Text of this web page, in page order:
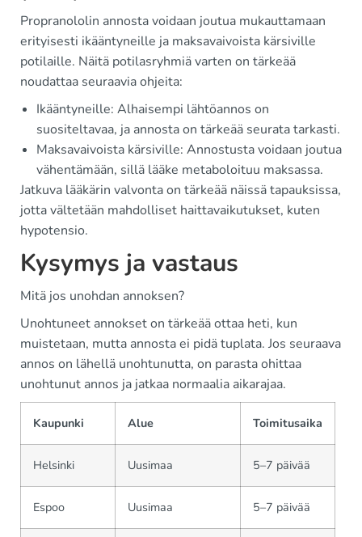
Propranololin annosta voidaan joutua mukauttamaan
erityisesti ikääntyneille ja maksavaivoista kärsiville
potilaille. Näitä potilasryhmiä varten on tärkeää
noudattaa seuraavia ohjeita:
Ikääntyneille: Alhaisempi lähtöannos on
suositeltavaa, ja annosta on tärkeää seurata tarkasti.
Maksavaivoista kärsiville: Annostusta voidaan joutua
vähentämään, sillä lääke metaboloituu maksassa.
Jatkuva lääkärin valvonta on tärkeää näissä tapauksissa,
jotta vältetään mahdolliset haittavaikutukset, kuten
hypotensio.
Kysymys ja vastaus
Mitä jos unohdan annoksen?
Unohtuneet annokset on tärkeää ottaa heti, kun
muistetaan, mutta annosta ei pidä tuplata. Jos seuraava
annos on lähellä unohtunutta, on parasta ohittaa
unohtunut annos ja jatkaa normaalia aikarajaa.
Kaupunki Alue Toimitusaika
Helsinki Uusimaa 5–7 päivää
Espoo Uusimaa 5–7 päivää